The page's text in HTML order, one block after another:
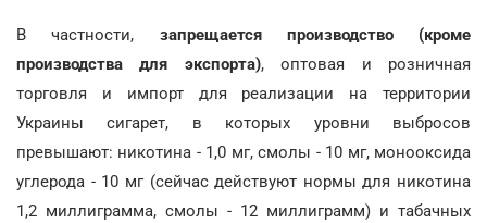
В частности, запрещается производство (кроме
производства для экспорта), оптовая и розничная
торговля и импорт для реализации на территории
Украины сигарет, в которых уровни выбросов
превышают: никотина - 1,0 мг, смолы - 10 мг, монооксида
углерода - 10 мг (сейчас действуют нормы для никотина
1,2 миллиграмма, смолы - 12 миллиграмм) и табачных